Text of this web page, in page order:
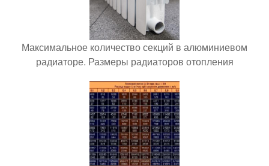
Максимальное количество секций в алюминиевом
радиаторе. Размеры радиаторов отопления